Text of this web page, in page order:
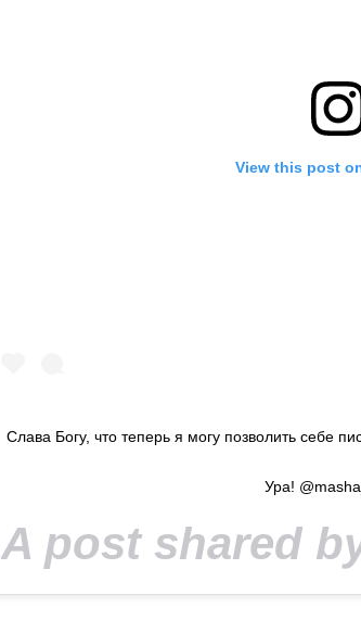
View this post
Слава Богу, что теперь я могу позволить себе
Ура!
A post shared